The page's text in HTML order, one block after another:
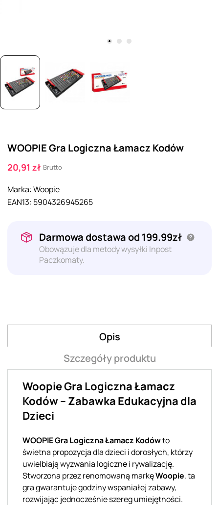
WOOPIE Gra Logiczna Łamacz Kodów
20,91 zł Brutto
Marka:Woopie
EAN13: 5904326945265
Darmowa dostawa od 199.99zł
Obowązuje dla metody wysyłki Inpost
Paczkomaty.
Opis
Szczegóły produktu
Woopie Gra Logiczna Łamacz
Kodów – Zabawka Edukacyjna dla
Dzieci
WOOPIE Gra Logiczna Łamacz Kodówto
świetna propozycja dla dzieci i dorosłych, którzy
uwielbiają wyzwania logiczne i rywalizację.
Stworzona przez renomowaną markęWoopie, ta
gra gwarantuje godziny wspaniałej zabawy,
rozwijając jednocześnie szereg umiejętności.